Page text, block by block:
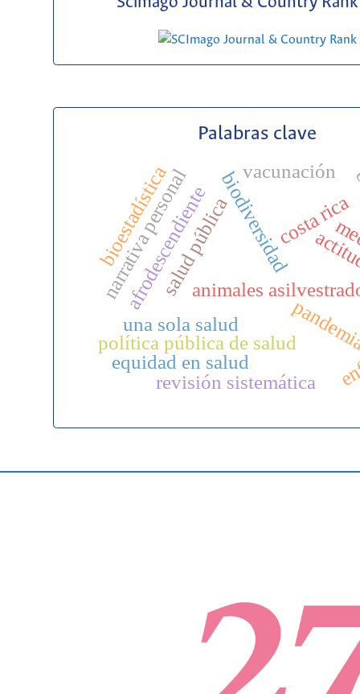
Palabras clave
una sola salud
animales
salud públicabiodiversidad
afrodescendiente
política pública de salud
narrativa personal
equidad en salud
costa rica
vacunación
bioestadística
revisión sistemática